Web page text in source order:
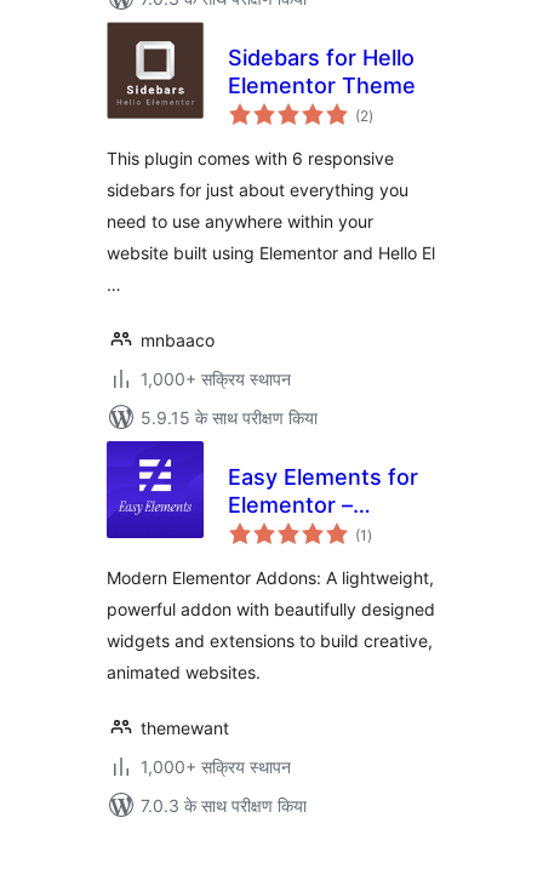
Sidebars for Hello
Elementor Theme
(2कुल
दर)
This plugin comes with 6 responsive
sidebars for just about everything you
need to use anywhere within your
website built using Elementor and Hello El
…
mnbaaco
1,000+ सक्रिय स्थापन
5.9.15 के साथ परीक्षण किया
Easy Elements for
Elementor –
Addons & Website
(1 कुल
दर)
Modern Elementor Addons: A lightweight,
powerful addon with beautifully designed
widgets and extensions to build creative,
animated websites.
themewant
1,000+ सक्रिय स्थापन
7.0.3 के साथ परीक्षण किया